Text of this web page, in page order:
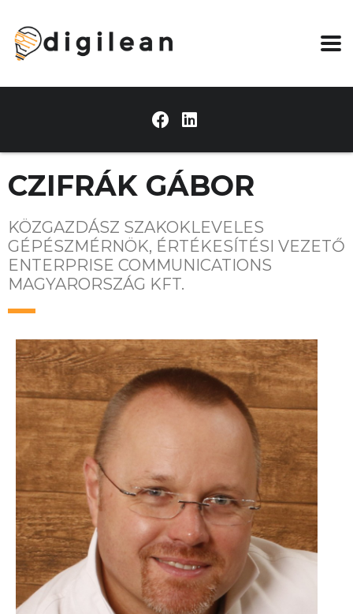
CZIFRÁK GÁBOR
KÖZGAZDÁSZ SZAKOKLEVELES
GÉPÉSZMÉRNÖK, ÉRTÉKESÍTÉSI VEZETŐ
ENTERPRISE COMMUNICATIONS
MAGYARORSZÁG KFT.